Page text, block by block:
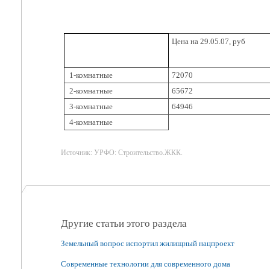
Цена на 29.05.07, руб
1-комнатные
72070
2-комнатные
65672
3-комнатные
64946
4-комнатные
Источник: УРФО: Строительство.ЖКК.
Другие статьи этого раздела
Земельный вопрос испортил жилищный нацпроект
Современные технологии для современного дома